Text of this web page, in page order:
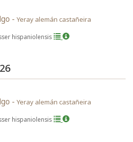
- Yeray alemán castañeira
hispaniolensis
- Yeray alemán castañeira
hispaniolensis